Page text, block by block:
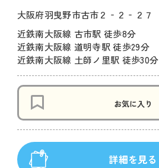
大阪府羽曳野市古市２‐２‐２７
近鉄南大阪線 古市駅 徒歩8分
近鉄南大阪線 道明寺駅 徒歩29分
近鉄南大阪線 土師ノ里駅 徒歩30分
お気に入り
詳細を見る